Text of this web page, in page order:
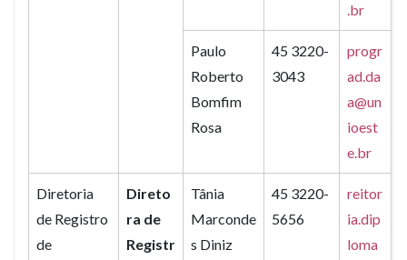
.br
Paulo
Roberto
Bomfim
Rosa
45 3220-
3043
progr
ad.da
a@un
ioest
e.br
Diretoria
de Registro
de
Direto
ra de
Registr
Tânia
Marconde
s Diniz
45 3220-
5656
reitor
ia.dip
loma